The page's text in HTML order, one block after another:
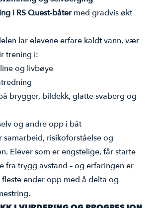
i RS Quest-båtermed gradvis økt
lar elevene erfare kaldt vann, vær
trening i:
og livbøye
brygger, bildekk, glatte svaberg og
og andre opp i båt
samarbeid, risikoforståelse og
Elever som er engstelige, får starte
fra trygg avstand – og erfaringen er
ender opp med å delta og